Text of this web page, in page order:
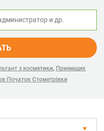
з косметики, Приемщик
Початок Стометрівки